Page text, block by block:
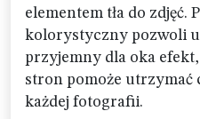
elementem tła do zdjęć.
kolorystyczny pozwoli
przyjemny dla oka
stron pomoże utrzymać
każdej fotografii.